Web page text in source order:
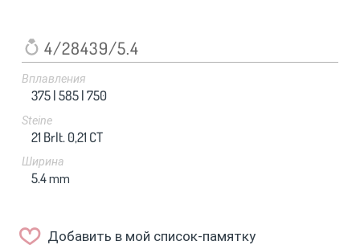
4/28439/5.4
Вплавления
375 |585 |750
Steine
21 Brlt. 0,21 CT
Ширина
5.4mm
Добавить в мой список-памятку